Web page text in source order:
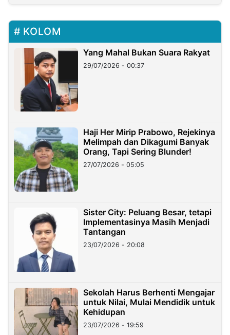
KOLOM
Yang Mahal Bukan Suara Rakyat
29/07/2026 - 00:37
Haji Her Mirip Prabowo, Rejekinya
Melimpah dan Dikagumi Banyak
Orang, Tapi Sering Blunder!
27/07/2026 - 05:05
Sister City: Peluang Besar, tetapi
Implementasinya Masih Menjadi
Tantangan
23/07/2026 - 20:08
Sekolah Harus Berhenti Mengajar
untuk Nilai, Mulai Mendidik untuk
Kehidupan
23/07/2026 - 19:59